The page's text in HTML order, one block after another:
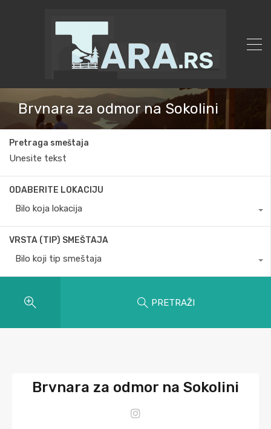
Brvnara za odmor na Sokolini
Pretraga smeštaja
ODABERITE LOKACIJU
Bilo koja lokacija
VRSTA (TIP) SMEŠTAJA
Bilo koji tip smeštaja
PRETRAŽI
Brvnara za odmor na Sokolini